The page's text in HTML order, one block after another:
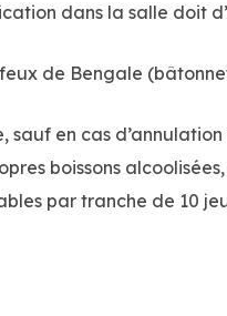
dans la salle doit
de Bengale
sauf en cas
boissons
par tranche de 10